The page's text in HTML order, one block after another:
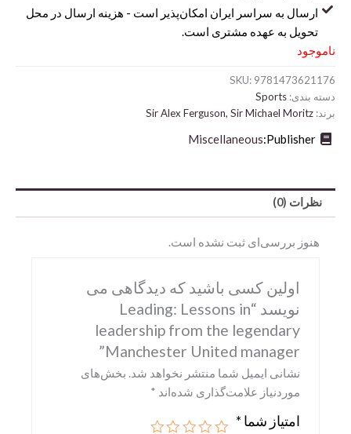
Abrams
Hirmer
Miscellaneous
Motorbooks
Taschen
teNeues
ارسال به سراسر ایران امکان‌پذیر است - هزینه ارسال در محل
تحویل به عهده مشتری است.
ناموجود
SKU: 9781473621176
دسته بندی: Sports
برند: Sir Alex Ferguson, Sir Michael Moritz
Publisher:
Miscellaneous
نظرات (0)
هنوز بررسی‌ای ثبت نشده است.
اولین کسی باشید که دیدگاهی می
نویسد “Leading: Lessons in
leadership from the legendary
Manchester United manager”
نشانی ایمیل شما منتشر نخواهد شد. بخش‌های
موردنیاز علامت‌گذاری شده‌اند *
امتیاز شما *